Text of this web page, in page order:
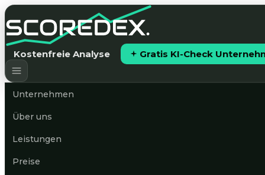
Kostenfreie Analyse Gratis KI-Check
Unternehmen
Über uns
Leistungen
Preise